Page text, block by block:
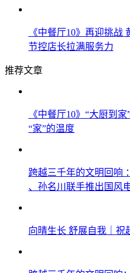
《中餐厅10》再迎挑战
节控店长拉满服务力
推荐文章
《中餐厅10》“大厨到
“家”的温度
跨越三千年的文明回响
、孙名川联手推出国风
向晴生长 舒展自我｜祝